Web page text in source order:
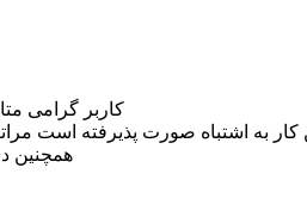
کاربر گرامی
اشتباه صورت پذیرفته است مراتب این مسئله را
همچنین